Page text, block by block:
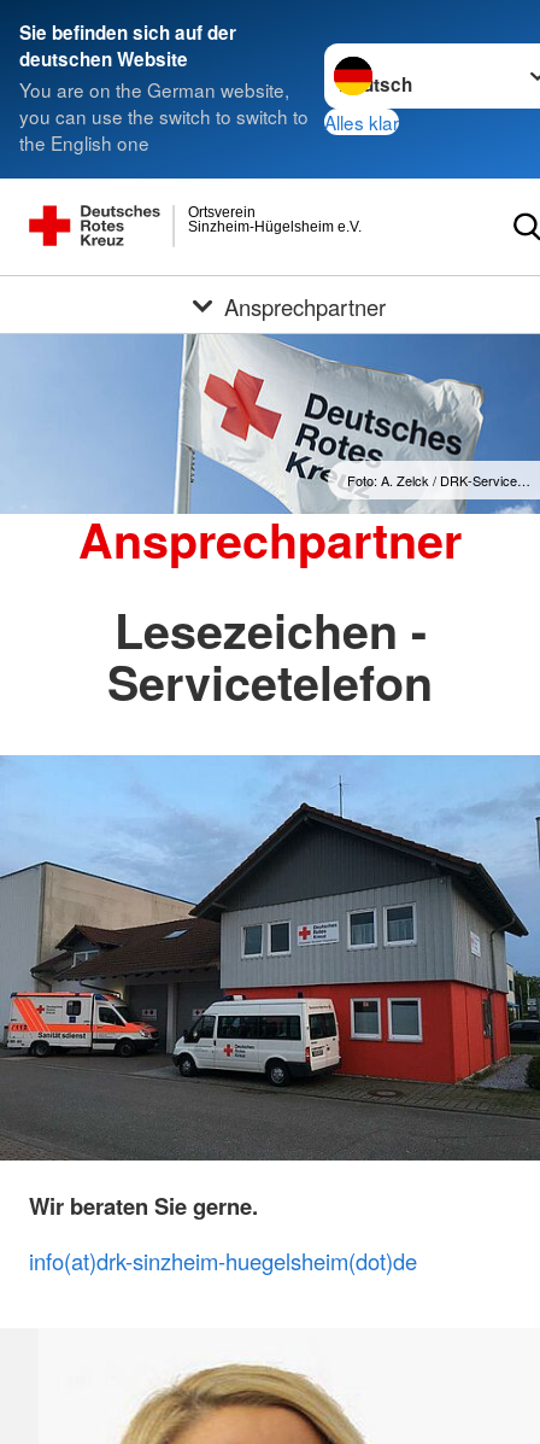
Sie befinden sich auf der
deutschen Website
You are on the German website,
you can use the switch to switch to
the English one
Sprache wechseln zu
Alles klar
Sinzheim-Hügelsheim e.V.
Ortsverein
Ansprechpartner
Foto: A. Zelck / DRK-Service…
Ansprechpartner
Lesezeichen -
Servicetelefon
Wir beraten Sie gerne.
info(at)drk-sinzheim-huegelsheim(dot)de